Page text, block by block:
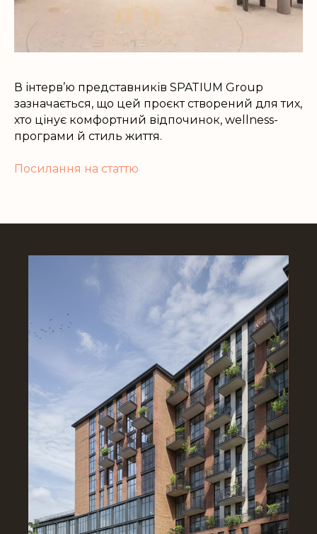
В інтерв’ю представників SPATIUM Group
зазначається, що цей проєкт створений для тих,
хто цінує комфортний відпочинок, wellness-
програми й стиль життя.
Посилання на статтю